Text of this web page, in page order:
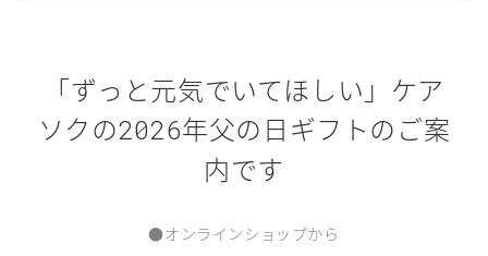
「ずっと元気でいてほしい」ケア
ソクの2026年父の日ギフトのご案
内です
●オンラインショップから